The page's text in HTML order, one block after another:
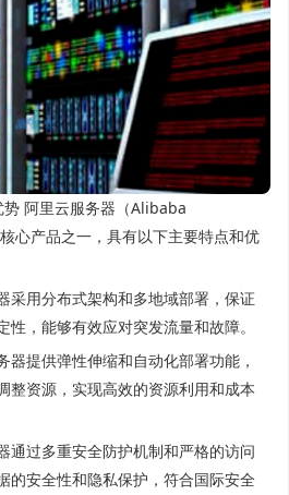
阿里云服务器（Alibaba
心产品之一，具有以下主要特点和优
采用分布式架构和多地域部署，保证
性，能够有效应对突发流量和故障。
器提供弹性伸缩和自动化部署功能，
整资源，实现高效的资源利用和成本
通过多重安全防护机制和严格的访问
的安全性和隐私保护，符合国际安全